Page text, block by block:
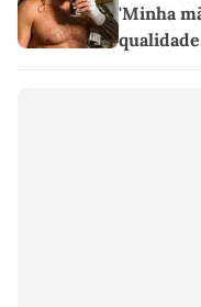
'Minha